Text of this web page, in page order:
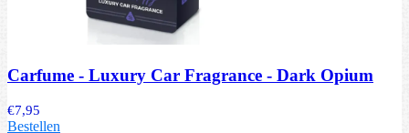
Carfume - Luxury Car Fragrance - Dark Opium
€7,95
Bestellen